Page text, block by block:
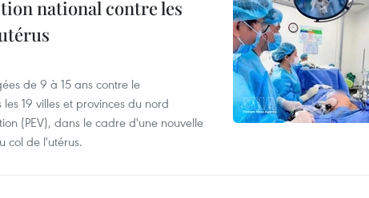
national contre les
de 9 à 15 ans contre le
19 villes et provinces du nord
(PEV), dans le cadre d'une nouvelle
col de l'utérus.